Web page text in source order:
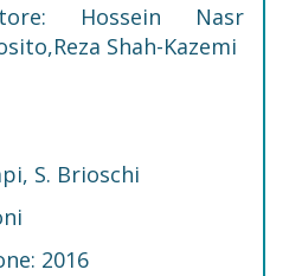
Hossein Nasr
Shah-Kazemi
S. Brioschi
2016